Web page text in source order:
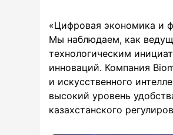
«Цифровая экономика и
Мы наблюдаем, как
технологическим
инноваций. Компания
и искусственного
высокий уровень
казахстанского